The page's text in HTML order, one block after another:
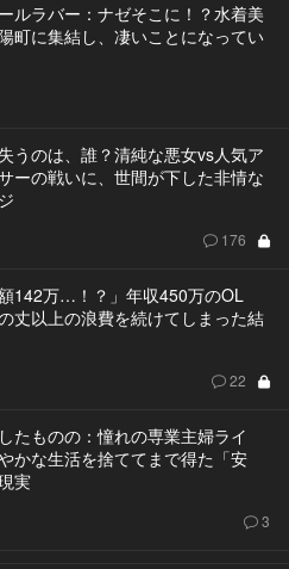
ルラバー：ナゼそこに！？水着美
町に集結し、凄いことになってい
うのは、誰？清純な悪女vs人気ア
ーの戦いに、世間が下した非情な
176
額142万…！？」年収450万のOL
丈以上の浪費を続けてしまった結
22
たものの：憧れの専業主婦ライ
かな生活を捨ててまで得た「安
実
3